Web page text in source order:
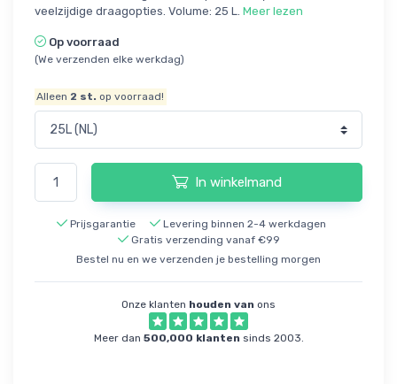
veelzijdige draagopties. Volume: 25 L. Meer lezen
Op voorraad
(We verzenden elke werkdag)
Alleen 2 st. op voorraad!
In winkelmand
Prijsgarantie
Levering binnen 2-4 werkdagen
Gratis verzending vanaf €99
Bestel nu en we verzenden je bestelling morgen
Onze klanten houden van ons
Meer dan 500,000 klanten sinds 2003.